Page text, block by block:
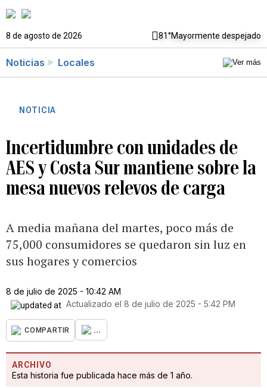
8 de agosto de 2026 81°Mayormente despejado
Noticias Locales
NOTICIA
Incertidumbre con unidades de
AES y Costa Sur mantiene sobre la
mesa nuevos relevos de carga
A media mañana del martes, poco más de
75,000 consumidores se quedaron sin luz en
sus hogares y comercios
8 de julio de 2025 - 10:42 AM
Actualizado el 8 de julio de 2025 - 5:42 PM
COMPARTIR ...
ARCHIVO
Esta historia fue publicada hace más de 1 año.